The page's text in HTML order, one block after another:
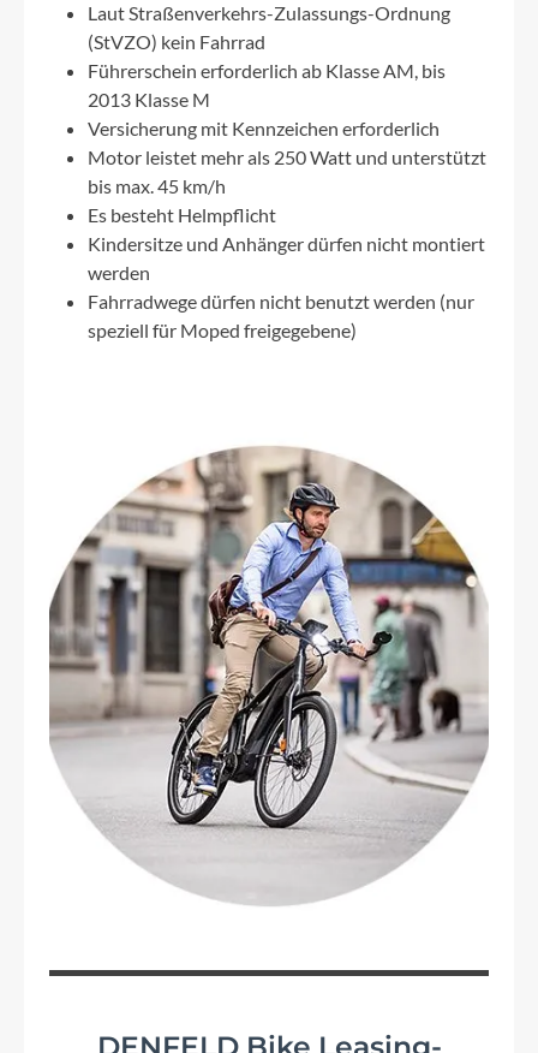
Laut Straßenverkehrs-Zulassungs-Ordnung
(StVZO) kein Fahrrad
Führerschein erforderlich ab Klasse AM, bis
2013 Klasse M
Versicherung mit Kennzeichen erforderlich
Motor leistet mehr als 250 Watt und unterstützt
bis max. 45 km/h
Es besteht Helmpflicht
Kindersitze und Anhänger dürfen nicht montiert
werden
Fahrradwege dürfen nicht benutzt werden (nur
speziell für Moped freigegebene)